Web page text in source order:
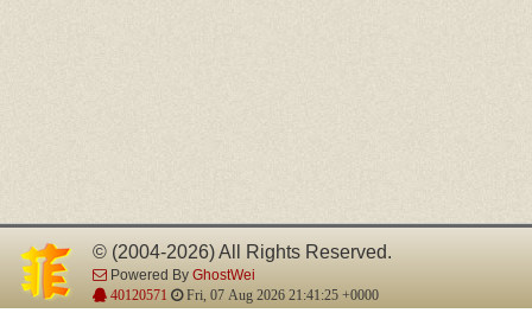
© (2004-2026) All Rights Reserved.
Powered By GhostWei
40120571 Fri, 07 Aug 2026 21:41:25 +0000